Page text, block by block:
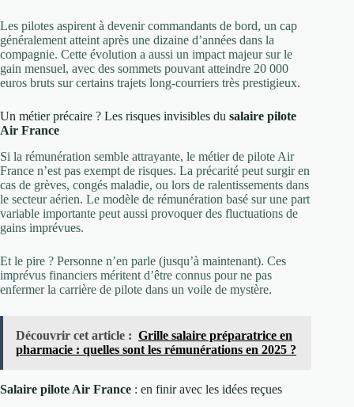
Les pilotes aspirent à devenir commandants de bord, un cap
généralement atteint après une dizaine d’années dans la
compagnie. Cette évolution a aussi un impact majeur sur le
gain mensuel, avec des sommets pouvant atteindre 20 000
euros bruts sur certains trajets long-courriers très prestigieux.
Un métier précaire ? Les risques invisibles du salaire pilote
Air France
Si la rémunération semble attrayante, le métier de pilote Air
France n’est pas exempt de risques. La précarité peut surgir en
cas de grèves, congés maladie, ou lors de ralentissements dans
le secteur aérien. Le modèle de rémunération basé sur une part
variable importante peut aussi provoquer des fluctuations de
gains imprévues.
Et le pire ? Personne n’en parle (jusqu’à maintenant). Ces
imprévus financiers méritent d’être connus pour ne pas
enfermer la carrière de pilote dans un voile de mystère.
Découvrir cet article : Grille salaire préparatrice en
pharmacie : quelles sont les rémunérations en 2025 ?
Salaire pilote Air France : en finir avec les idées reçues